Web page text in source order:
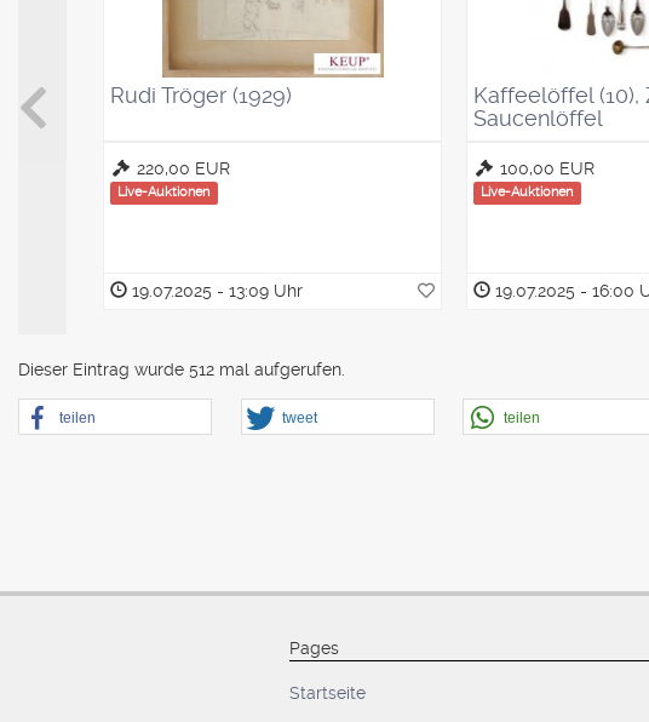
Rudi Tröger (1929)
220,00 EUR
Live-Auktionen
19.07.2025 - 13:09 Uhr
Kaffeelöffel
Saucenlöffel
100,00 EUR
Live-Auktionen
19.07.2025 - 16:00
Dieser Eintrag wurde 512 mal aufgerufen.
teilen tweet teilen
Pages
Startseite